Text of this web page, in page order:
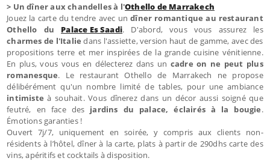
> Un dîner aux chandelles à l'Othello de Marrakech
Jouez la carte du tendre avec undîner romantique au restaurant
Othello du Palace Es Saadi. D'abord, vous vous assurez les
charmes de l'Italie dans l'assiette, version haut de gamme, avec des
propositions terre et mer inspirées de la grande cuisine vénitienne.
En plus, vous vous en délecterez dans un cadre on ne peut plus
romanesque. Le restaurant Othello de Marrakech ne propose
délibérément qu'un nombre limité de tables, pour une ambiance
intimisteà souhait. Vous dînerez dans un décor aussi soigné que
feutré, en face des jardins du palace, éclairés à la bougie.
Émotions garanties !
Ouvert 7j/7, uniquement en soirée, y compris aux clients non-
résidents à l’hôtel, dîner à la carte, plats à partir de 290dhs carte des
vins, apéritifs et cocktails à disposition.